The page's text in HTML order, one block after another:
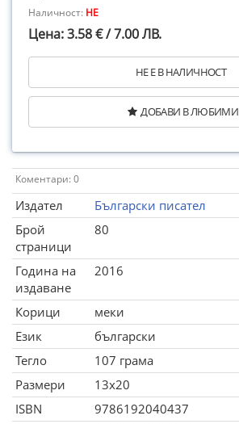
Наличност: НЕ
Цена: 3.58 € / 7.00 ЛВ.
НЕ Е В НАЛИЧНОСТ
ДОБАВИ В ЛЮБИМИ
Коментари: 0
Издател
Български писател
Брой
страници
80
Година на
издаване
2016
Корици
меки
Език
български
Тегло
107 грама
Размери
13x20
ISBN
9786192040437